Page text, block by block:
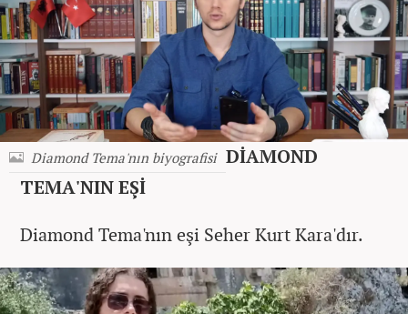
Diamond Tema'nın biyografisi DİAMOND
TEMA'NIN EŞİ
Diamond Tema'nın eşi Seher Kurt Kara'dır.